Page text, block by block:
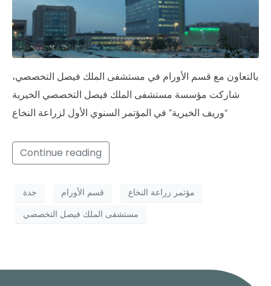
بالتعاون مع قسم الأورام في مستشفى الملك فيصل التخصصي،
شاركت مؤسسة مستشفى الملك فيصل التخصصي الخيرية
“وريف الخيرية” في المؤتمر السنوي الأول لزراعة النخاع
Continue reading
جدة قسم الأورام
مؤتمر زراعة النخاع
مستشفى الملك فيصل التخصصي